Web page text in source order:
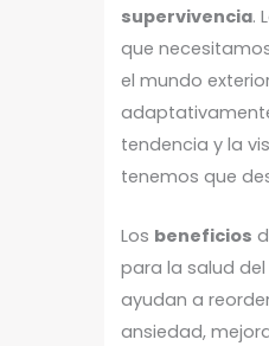
supervivencia.
que
el mundo
tendencia y la
tenemos que
Los beneficios
para la salud
ayudan a
ansiedad,